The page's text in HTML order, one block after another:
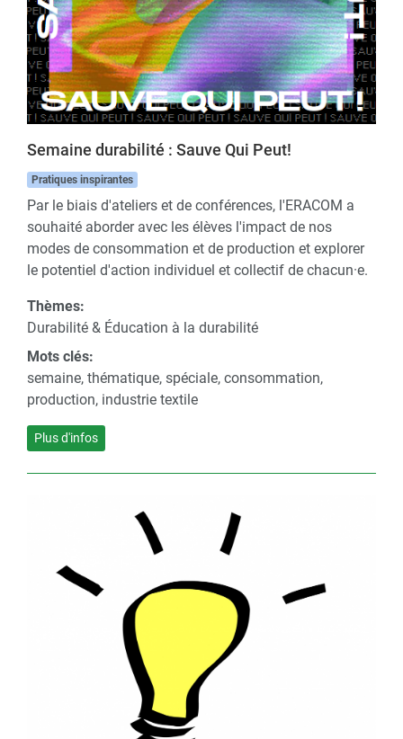
Semaine durabilité : Sauve Qui Peut!
Pratiques inspirantes
Par le biais d'ateliers et de conférences, l'ERACOM a
souhaité aborder avec les élèves l'impact de nos
modes de consommation et de production et explorer
le potentiel d'action individuel et collectif de chacun·e.
Thèmes:
Durabilité & Éducation à la durabilité
Mots clés:
semaine, thématique, spéciale, consommation,
production, industrie textile
Plus d'infos